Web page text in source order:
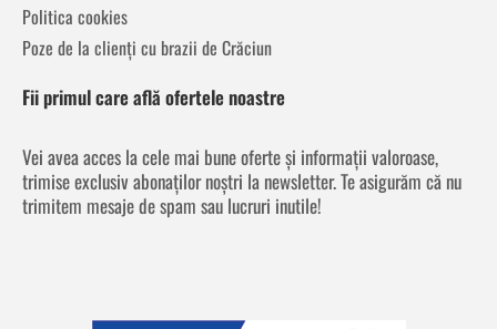
Politica cookies
Poze de la clienți cu brazii de Crăciun
Fii primul care află ofertele noastre
Vei avea acces la cele mai bune oferte și informații valoroase,
trimise exclusiv abonaților noștri la newsletter. Te asigurăm că nu
trimitem mesaje de spam sau lucruri inutile!